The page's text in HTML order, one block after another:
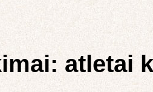
atletai